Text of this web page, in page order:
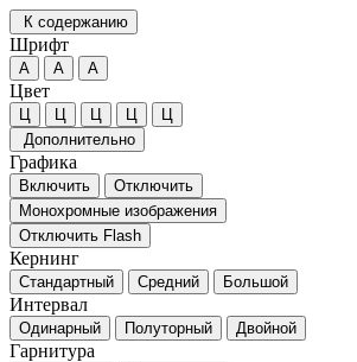
К содержанию
Шрифт
А А А
Цвет
Ц Ц Ц Ц
Ц
Дополнительно
Графика
Включить
Отключить
Монохромные изображения
Отключить Flash
Кернинг
Стандартный Средний Большой
Интервал
Одинарный Полуторный Двойной
Гарнитура